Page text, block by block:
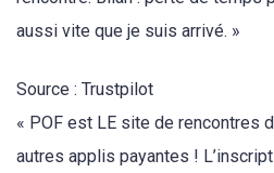
aussi vite que je suis arrivé. »
Source : Trustpilot
« POF est LE site de rencontres
autres applis payantes !